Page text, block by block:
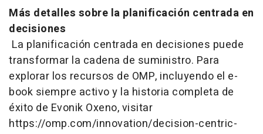
Más detalles sobre la planificación centrada en
decisiones
La planificación centrada en decisiones puede
transformar la cadena de suministro. Para
explorar los recursos de OMP, incluyendo el e-
book siempre activo y la historia completa de
éxito de Evonik Oxeno, visitar
https://omp.com/innovation/decision-centric-